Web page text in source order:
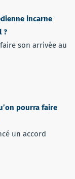
incarne
?
son arrivée au
pourra faire
un accord